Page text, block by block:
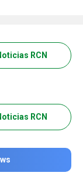
RCN
RCN